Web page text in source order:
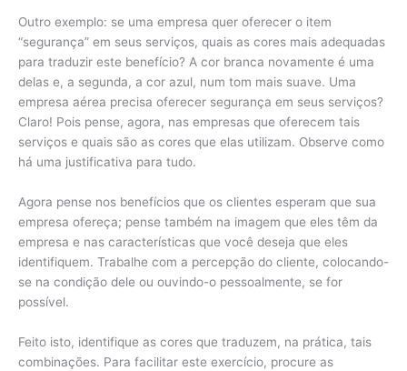
Outro exemplo: se uma empresa quer oferecer o item
“segurança” em seus serviços, quais as cores mais adequadas
para traduzir este benefício? A cor branca novamente é uma
delas e, a segunda, a cor azul, num tom mais suave. Uma
empresa aérea precisa oferecer segurança em seus serviços?
Claro! Pois pense, agora, nas empresas que oferecem tais
serviços e quais são as cores que elas utilizam. Observe como
há uma justificativa para tudo.
Agora pense nos benefícios que os clientes esperam que sua
empresa ofereça; pense também na imagem que eles têm da
empresa e nas características que você deseja que eles
identifiquem. Trabalhe com a percepção do cliente, colocando-
se na condição dele ou ouvindo-o pessoalmente, se for
possível.
Feito isto, identifique as cores que traduzem, na prática, tais
combinações. Para facilitar este exercício, procure as